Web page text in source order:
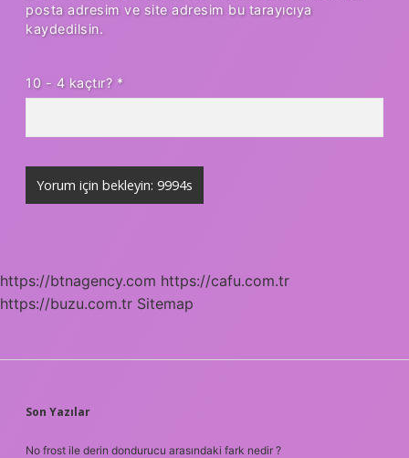
posta adresim ve site adresim bu tarayıcıya
kaydedilsin.
10 - 4 kaçtır? *
https://btnagency.com https://cafu.com.tr
https://buzu.com.tr Sitemap
SIDEBAR
Son Yazılar
No frost ile derin dondurucu arasındaki fark nedir ?